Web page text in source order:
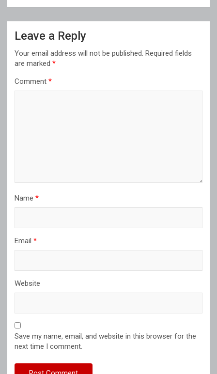
Leave a Reply
Your email address will not be published. Required fields
are marked *
Comment *
Name *
Email *
Website
Save my name, email, and website in this browser for the
next time I comment.